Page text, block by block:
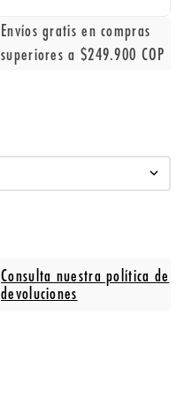
Envíos gratis en compras
superiores a $249.900 COP
Consulta nuestra política de
devoluciones